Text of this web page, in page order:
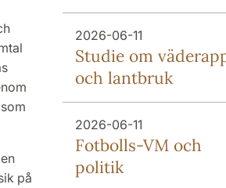
på
2026-06-11
Studie om
och lantbruk
2026-06-11
Fotbolls-VM och
politik